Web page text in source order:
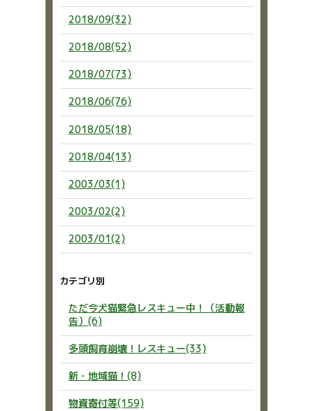
2018/09(32)
2018/08(52)
2018/07(73)
2018/06(76)
2018/05(18)
2018/04(13)
2003/03(1)
2003/02(2)
2003/01(2)
カテゴリ別
ただ今犬猫緊急レスキュー中！（活動報
告）(6)
多頭飼育崩壊！レスキュー(33)
新・地域猫！(8)
物資寄付等(159)